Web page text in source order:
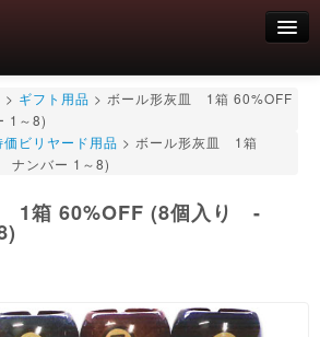
お気軽にお問合せくださいませ！
> ギフト用品 > ボール形灰皿 1箱 60%OFF
1～8)
価ビリヤード用品 > ボール形灰皿 1箱
ンバー 1～8)
1箱 60%OFF (8個入り -